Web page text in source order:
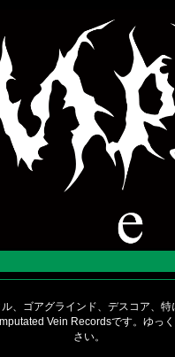
、ゴアグラインド、デスコア、
Vein Recordsです。ゆっ
さい。